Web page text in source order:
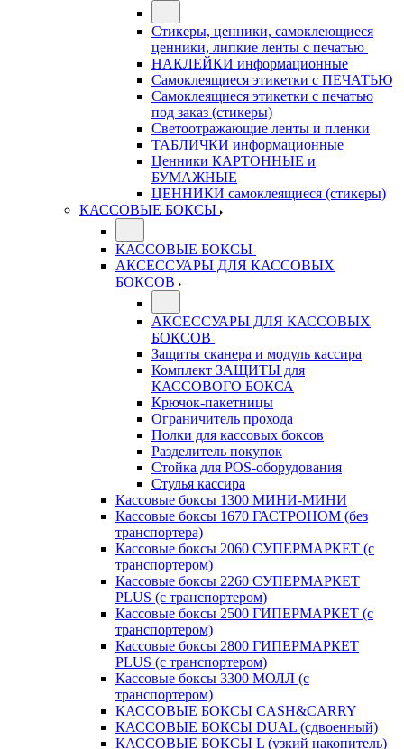
Стикеры, ценники, самоклеющиеся
ценники, липкие ленты с печатью
НАКЛЕЙКИ информационные
Самоклеящиеся этикетки с ПЕЧАТЬЮ
Самоклеящиеся этикетки с печатью
под заказ (стикеры)
Светоотражающие ленты и пленки
ТАБЛИЧКИ информационные
Ценники КАРТОННЫЕ и
БУМАЖНЫЕ
ЦЕННИКИ самоклеящиеся (стикеры)
КАССОВЫЕ БОКСЫ
КАССОВЫЕ БОКСЫ
АКСЕССУАРЫ ДЛЯ КАССОВЫХ
БОКСОВ
АКСЕССУАРЫ ДЛЯ КАССОВЫХ
БОКСОВ
Защиты сканера и модуль кассира
Комплект ЗАЩИТЫ для
КАССОВОГО БОКСА
Крючок-пакетницы
Ограничитель прохода
Полки для кассовых боксов
Разделитель покупок
Стойка для POS-оборудования
Стулья кассира
Кассовые боксы 1300 МИНИ-МИНИ
Кассовые боксы 1670 ГАСТРОНОМ (без
транспортера)
Кассовые боксы 2060 СУПЕРМАРКЕТ (с
транспортером)
Кассовые боксы 2260 СУПЕРМАРКЕТ
PLUS (с транспортером)
Кассовые боксы 2500 ГИПЕРМАРКЕТ (с
транспортером)
Кассовые боксы 2800 ГИПЕРМАРКЕТ
PLUS (с транспортером)
Кассовые боксы 3300 МОЛЛ (с
транспортером)
КАССОВЫЕ БОКСЫ CASH&CARRY
КАССОВЫЕ БОКСЫ DUAL (сдвоенный)
КАССОВЫЕ БОКСЫ L (узкий накопитель)